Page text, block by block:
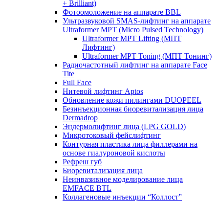
+ Brilliant)
Фотоомоложение на аппарате BBL
Ультразвуковой SMAS-лифтинг на аппарате
Ultraformer MPT (Micro Pulsed Technology)
Ultraformer MPT Lifting (МПТ
Лифтинг)
Ultraformer MPT Toning (МПТ Тонинг)
Радиочастотный лифтинг на аппарате Face
Tite
Full Face
Нитевой лифтинг Aptos
Обновление кожи пилингами DUOPEEL
Безинъекционная биоревитализация лица
Dermadrop
Эндермолифтинг лица (LPG GOLD)
Микротоковый фейслифтинг
Контурная пластика лица филлерами на
основе гиалуроновой кислоты
Рефреш губ
Биоревитализация лица
Неинвазивное моделирование лица
EMFACE BTL
Коллагеновые инъекции “Коллост”